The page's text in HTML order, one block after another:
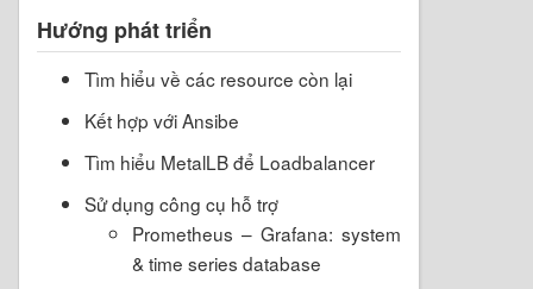
Hướng phát triển
Tìm hiểu về các resource còn lại
Kết hợp với Ansibe
Tìm hiểu MetalLB để Loadbalancer
Sử dụng công cụ hỗ trợ
Prometheus – Grafana: system
& time series database